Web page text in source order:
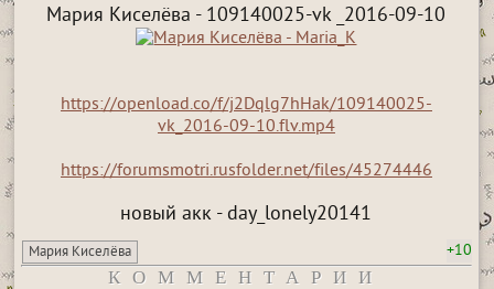
Мария Киселёва - 109140025-vk _2016-09-10
https://openload.co/f/j2Dqlg7hHak/109140025-
vk_2016-09-10.flv.mp4
https://forumsmotri.rusfolder.net/files/45274446
новый акк - day_lonely20141
Мария Киселёва +10
КОММЕНТАРИИ